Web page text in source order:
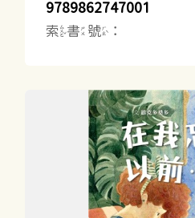
9789862747001
索書號：